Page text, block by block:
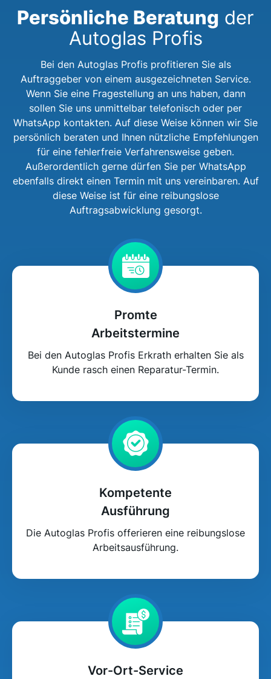
Persönliche Beratung der
Autoglas Profis
Bei den Autoglas Profis profitieren Sie als
Auftraggeber von einem ausgezeichneten Service.
Wenn Sie eine Fragestellung an uns haben, dann
sollen Sie uns unmittelbar telefonisch oder per
WhatsApp kontakten. Auf diese Weise können wir Sie
persönlich beraten und Ihnen nützliche Empfehlungen
für eine fehlerfreie Verfahrensweise geben.
Außerordentlich gerne dürfen Sie per WhatsApp
ebenfalls direkt einen Termin mit uns vereinbaren. Auf
diese Weise ist für eine reibungslose
Auftragsabwicklung gesorgt.
Promte
Arbeitstermine
Bei den Autoglas Profis Erkrath erhalten Sie als
Kunde rasch einen Reparatur-Termin.
Kompetente
Ausführung
Die Autoglas Profis offerieren eine reibungslose
Arbeitsausführung.
Vor-Ort-Service